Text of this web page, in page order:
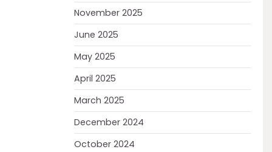
November 2025
June 2025
May 2025
April 2025
March 2025
December 2024
October 2024